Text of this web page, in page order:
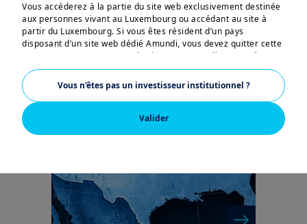
| Actualités d'Amundi
Amundi et Victory
Capital annoncent leur
Vous accéderez à la partie du site web exclusivement destinée
aux personnes vivant au Luxembourg ou accédant au site à
partir du Luxembourg. Si vous êtes résident d’un pays
disposant d’un site web dédié Amundi, vous devez quitter cette
page et vous connecter sur le site pays Amundi concerné.
Ressortissants des Etats-Unis (US Persons):
Les informations présentées sur ce site ne sont pas destinées
aux citoyens des États-Unis d’Amérique ou à des
« Ressortissants des États-Unis » au sens du « Règlement S » de
aux États-Unis d’Amérique et à toute société de personnes ou
société par actions constituée et immatriculée en vertu des
règlements américains. Si vous êtes un « Ressortissant des
États-Unis », vous n’êtes pas autorisé à accéder au présent site
Valider
Vous n'êtes pas un investisseur institutionnel ?